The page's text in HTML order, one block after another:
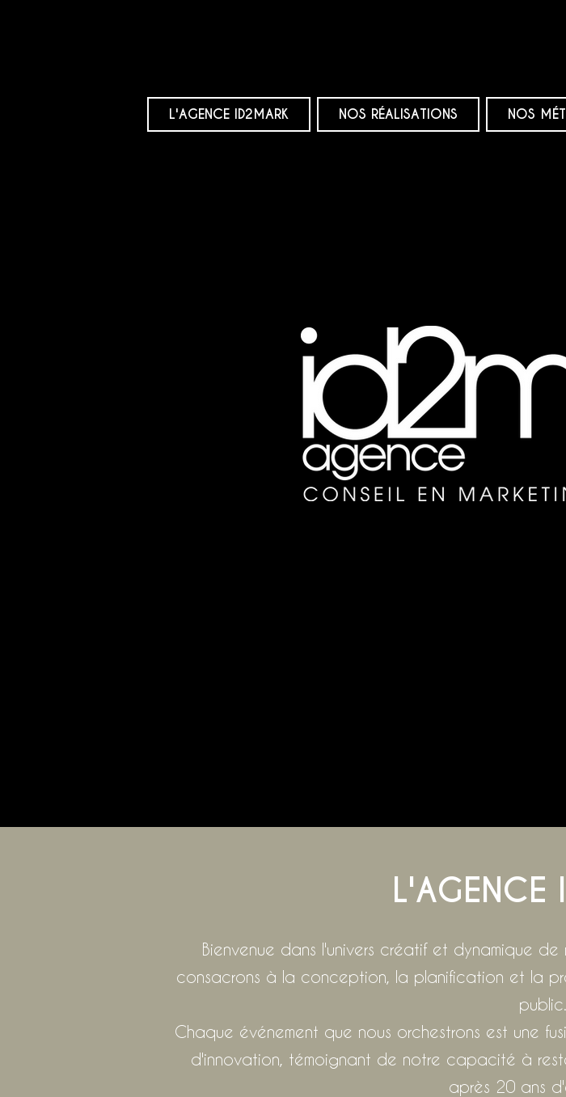
L'AGENCE ID2MARK NOS RÉALISATIONS NOS
L'AGENCE
Bienvenue dans l'univers créatif et dynamique
consacrons à la conception, la planification et la
public.​
Chaque événement que nous orchestrons est une
d'innovation, témoignant de notre capacité à
après 20 ans